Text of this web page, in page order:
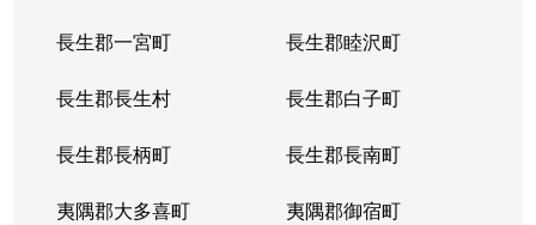
長生郡一宮町 長生郡睦沢町
長生郡長生村 長生郡白子町
長生郡長柄町 長生郡長南町
夷隅郡大多喜町 夷隅郡御宿町